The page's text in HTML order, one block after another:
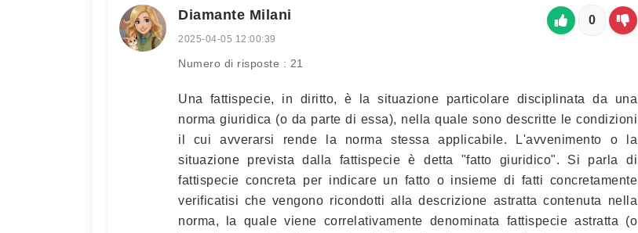
Diamante Milani
2025-04-05 12:00:39
Numero di risposte : 21
0
Una fattispecie, in diritto, è la situazione particolare disciplinata da una
norma giuridica (o da parte di essa), nella quale sono descritte le condizioni
il cui avverarsi rende la norma stessa applicabile. L'avvenimento o la
situazione prevista dalla fattispecie è detta "fatto giuridico". Si parla di
fattispecie concreta per indicare un fatto o insieme di fatti concretamente
verificatisi che vengono ricondotti alla descrizione astratta contenuta nella
norma, la quale viene correlativamente denominata fattispecie astratta (o